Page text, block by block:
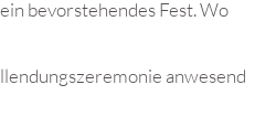
bevorstehendes Fest. Wo
anwesend